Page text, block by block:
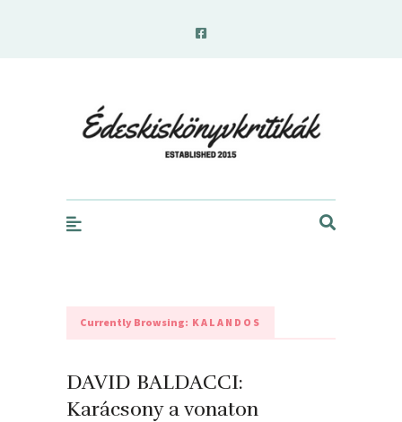
Currently Browsing: KALANDOS
DAVID BALDACCI:
Karácsony a vonaton